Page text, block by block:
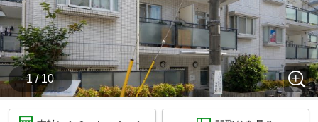
1 / 10